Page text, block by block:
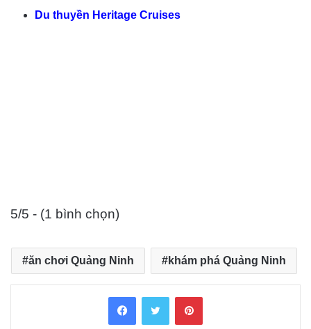
Du thuyền Heritage Cruises
5/5 - (1 bình chọn)
ăn chơi Quảng Ninh khám phá Quảng Ninh
FacebookTwitter Pinterest